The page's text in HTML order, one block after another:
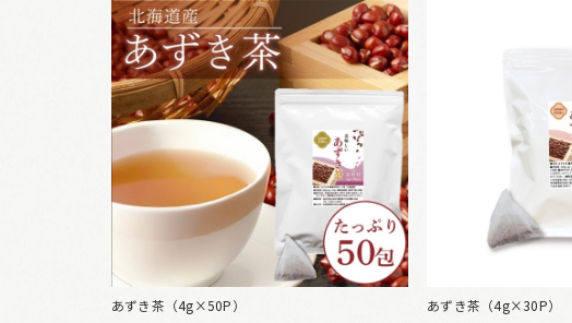
あずき茶（4g×50P） あずき茶（4g×30P）